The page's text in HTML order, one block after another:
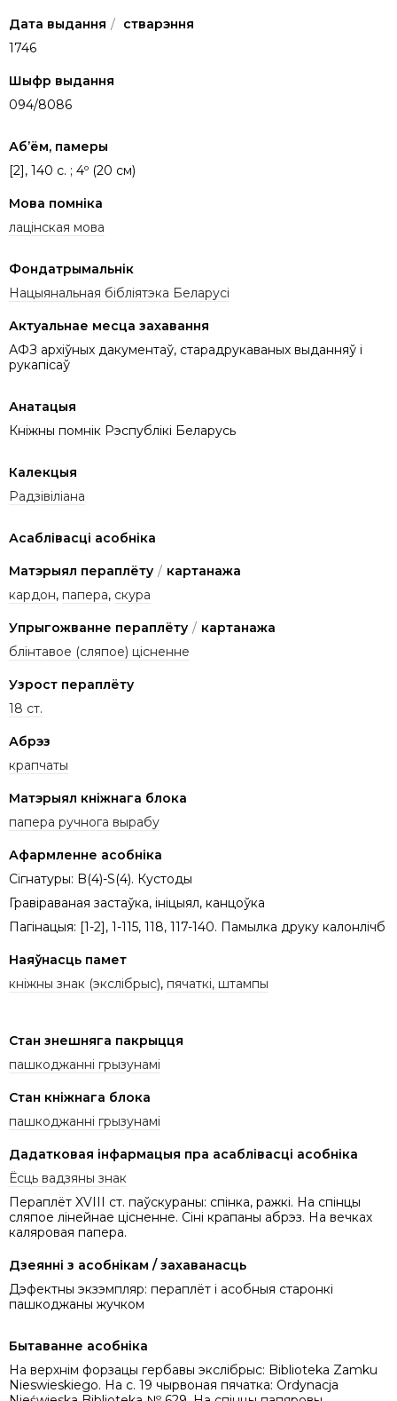
Дата выдання / стварэння
1746
Шыфр выдання
094/8086
Аб’ём, памеры
[2], 140 с. ; 4º (20 см)
Мова помніка
лацінская мова
Фондатрымальнік
Нацыянальная бібліятэка Беларусі
Актуальнае месца захавання
АФЗ архіўных дакументаў, старадрукаваных выданняў і
рукапісаў
Анатацыя
Кніжны помнік Рэспублікі Беларусь
Калекцыя
Радзівіліана
Асаблівасці асобніка
Матэрыял пераплёту / картанажа
кардон, папера, скура
Упрыгожванне пераплёту / картанажа
блінтавое (сляпое) цісненне
Узрост пераплёту
18 ст.
Абрэз
крапчаты
Матэрыял кніжнага блока
папера ручнога вырабу
Афармленне асобніка
Сігнатуры: B(4)-S(4). Кустоды
Гравіраваная застаўка, ініцыял, канцоўка
Пагінацыя: [1-2], 1-115, 118, 117-140. Памылка друку калонлічб
Наяўнасць памет
кніжны знак (экслібрыс), пячаткі, штампы
Стан знешняга пакрыцця
пашкоджанні грызунамі
Стан кніжнага блока
пашкоджанні грызунамі
Дадатковая інфармацыя пра асаблівасці асобніка
Ёсць вадзяны знак
Пераплёт XVIII ст. паўскураны: спінка, ражкі. На спінцы
сляпое лінейнае цісненне. Сіні крапаны абрэз. На вечках
каляровая папера.
Дзеянні з асобнікам / захаванасць
Дэфектны экзэмпляр: пераплёт і асобныя старонкі
пашкоджаны жучком
Бытаванне асобніка
На верхнім форзацы гербавы экслібрыс: Biblioteka Zamku
Nieswieskiego. На с. 19 чырвоная пячатка: Ordynacja